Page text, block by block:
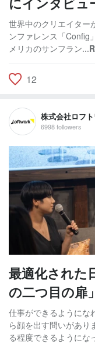
世界中のクリエイター
ンファレンス「Config
メリカのサンフラン...
12
株式会社ロフ
6998 followers
最適化された
の二つ目の扉
仕事ができるようにな
ら顔を出す問いがあり
る程度できるようにな